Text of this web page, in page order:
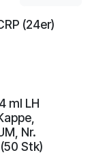
(24er)
ml LH
Nr.
Stk)